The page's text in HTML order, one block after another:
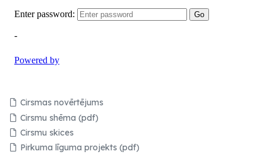
Cirsmas novērtējums
Cirsmu shēma (pdf)
Cirsmu skices
Pirkuma līguma projekts (pdf)